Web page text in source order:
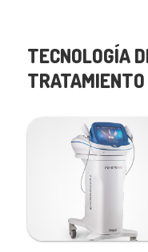
TECNOLOGÍA
TRATAMIENTO